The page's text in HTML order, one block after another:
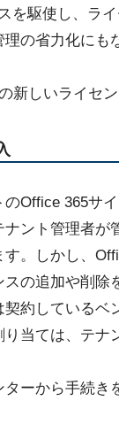
を駆使し、ラ
の省力化にも
新しいライセ
Office 365サ
ント管理者が
す。しかし、
スの追加や削
約しているベ
当ては、テナ
ーから手続き